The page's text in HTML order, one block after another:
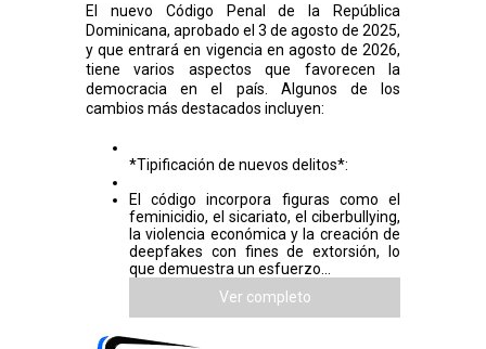
El nuevo Código Penal de la República
Dominicana, aprobado el 3 de agosto de 2025,
y que entrará en vigencia en agosto de 2026,
tiene varios aspectos que favorecen la
democracia en el país. Algunos de los
cambios más destacados incluyen:
*Tipificación de nuevos delitos*:
El código incorpora figuras como el
feminicidio, el sicariato, el ciberbullying,
la violencia económica y la creación de
deepfakes con fines de extorsión, lo
que demuestra un esfuerzo...
Ver completo